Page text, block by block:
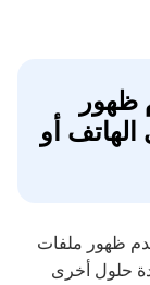
ظهور
أو
ظهور ملفات
حلول أخرى